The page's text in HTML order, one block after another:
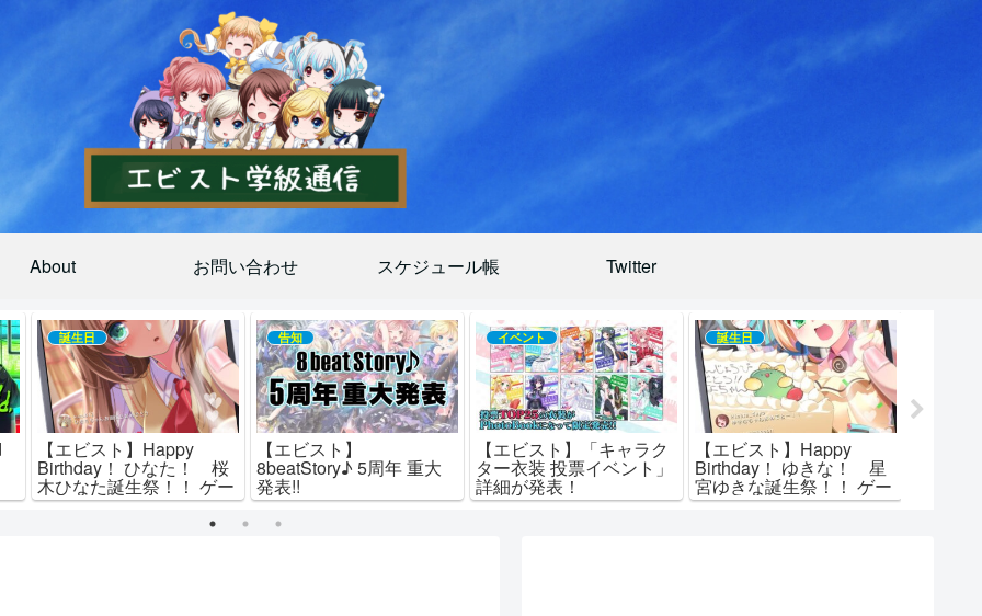
About お問い合わせ スケジュール帳 Twitter
誕生日
【エビスト】Happy
Birthday！ ひなた！ 桜
木ひなた誕生祭！！ ゲー
ム内でも様々なイベント
がスタート！ 2021年 Ver.
告知
【エビスト】
8beatStory♪ 5周年 重大
発表!!
イベント
【エビスト】「キャラク
ター衣装 投票イベント」
詳細が発表！
誕生日
【エビスト】Happy
Birthday！ ゆきな！ 星
宮ゆきな誕生祭！！ ゲー
ム内でも様々なイベント